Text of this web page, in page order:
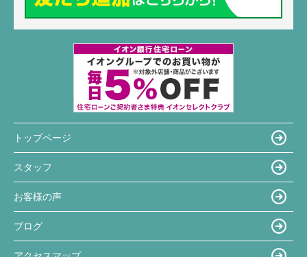
トップページ
スタッフ
お客様の声
ブログ